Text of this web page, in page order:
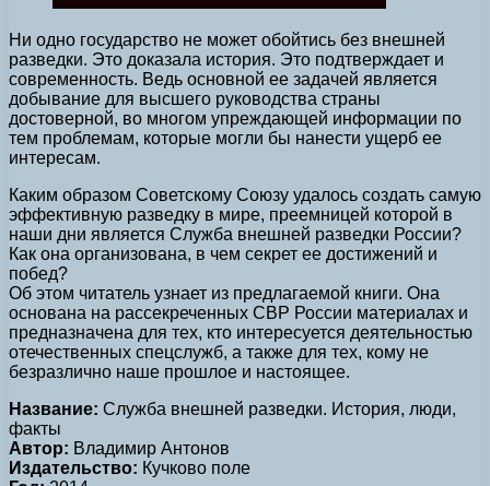
Ни одно государство не может обойтись без внешней
разведки. Это доказала история. Это подтверждает и
современность. Ведь основной ее задачей является
добывание для высшего руководства страны
достоверной, во многом упреждающей информации по
тем проблемам, которые могли бы нанести ущерб ее
интересам.
Каким образом Советскому Союзу удалось создать самую
эффективную разведку в мире, преемницей которой в
наши дни является Служба внешней разведки России?
Как она организована, в чем секрет ее достижений и
побед?
Об этом читатель узнает из предлагаемой книги. Она
основана на рассекреченных СВР России материалах и
предназначена для тех, кто интересуется деятельностью
отечественных спецслужб, а также для тех, кому не
безразлично наше прошлое и настоящее.
Название: Служба внешней разведки. История, люди,
факты
Автор: Владимир Антонов
Издательство: Кучково поле